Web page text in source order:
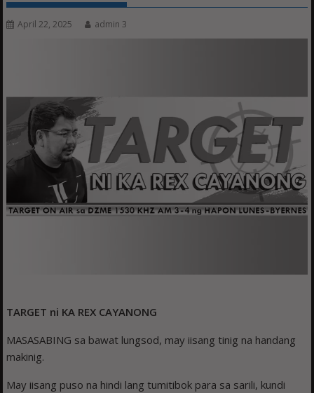
April 22, 2025 admin 3
TARGET ni KA REX CAYANONG
MASASABING sa bawat lungsod, may iisang tinig na handang
makinig.
May iisang puso na hindi lang tumitibok para sa sarili, kundi